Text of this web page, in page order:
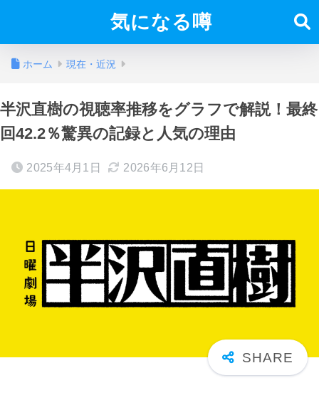
気になる噂
ホーム 現在・近況
半沢直樹の視聴率推移をグラフで解説！最終
回42.2％驚異の記録と人気の理由
2025年4月1日 2026年6月12日